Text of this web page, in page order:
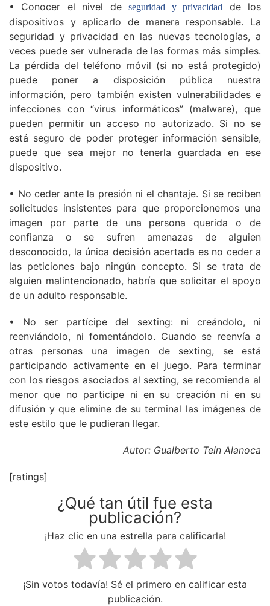
• Conocer el nivel deseguridad y privacidad
de los
dispositivos y aplicarlo de manera responsable. La
seguridad y privacidad en las nuevas tecnologías, a
veces puede ser vulnerada de las formas más simples.
La pérdida del teléfono móvil (si no está protegido)
puede poner a disposición pública nuestra
información, pero también existen vulnerabilidades e
infecciones con “virus informáticos” (malware), que
pueden permitir un acceso no autorizado. Si no se
está seguro de poder proteger información sensible,
puede que sea mejor no tenerla guardada en ese
dispositivo.
• No ceder ante la presión ni el chantaje. Si se reciben
solicitudes insistentes para que proporcionemos una
imagen por parte de una persona querida o de
confianza o se sufren amenazas de alguien
desconocido, la única decisión acertada es no ceder a
las peticiones bajo ningún concepto. Si se trata de
alguien malintencionado, habría que solicitar el apoyo
de un adulto responsable.
• No ser partícipe del sexting: ni creándolo, ni
reenviándolo, ni fomentándolo. Cuando se reenvía a
otras personas una imagen de sexting, se está
participando activamente en el juego. Para terminar
con los riesgos asociados al sexting, se recomienda al
menor que no participe ni en su creación ni en su
difusión y que elimine de su terminal las imágenes de
este estilo que le pudieran llegar.
Autor: Gualberto Tein Alanoca
[ratings]
¿Qué tan útil fue esta
publicación?
¡Haz clic en una estrella para calificarla!
¡Sin votos todavía! Sé el primero en calificar esta
publicación.